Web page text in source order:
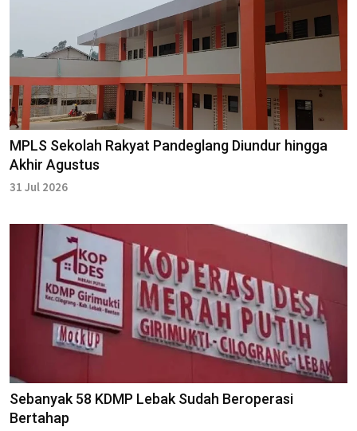
MPLS Sekolah Rakyat Pandeglang Diundur hingga
Akhir Agustus
31 Jul 2026
Sebanyak 58 KDMP Lebak Sudah Beroperasi
Bertahap